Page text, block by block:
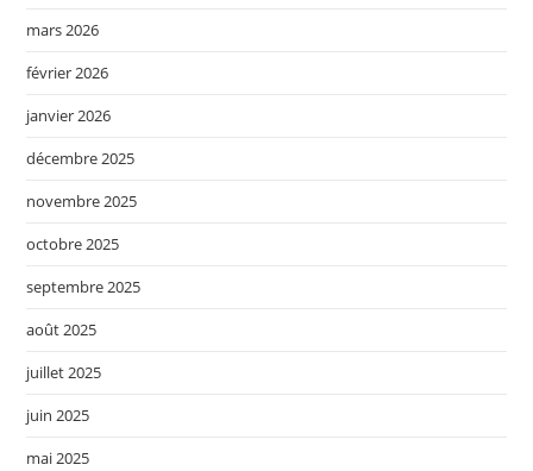
mars 2026
février 2026
janvier 2026
décembre 2025
novembre 2025
octobre 2025
septembre 2025
août 2025
juillet 2025
juin 2025
mai 2025